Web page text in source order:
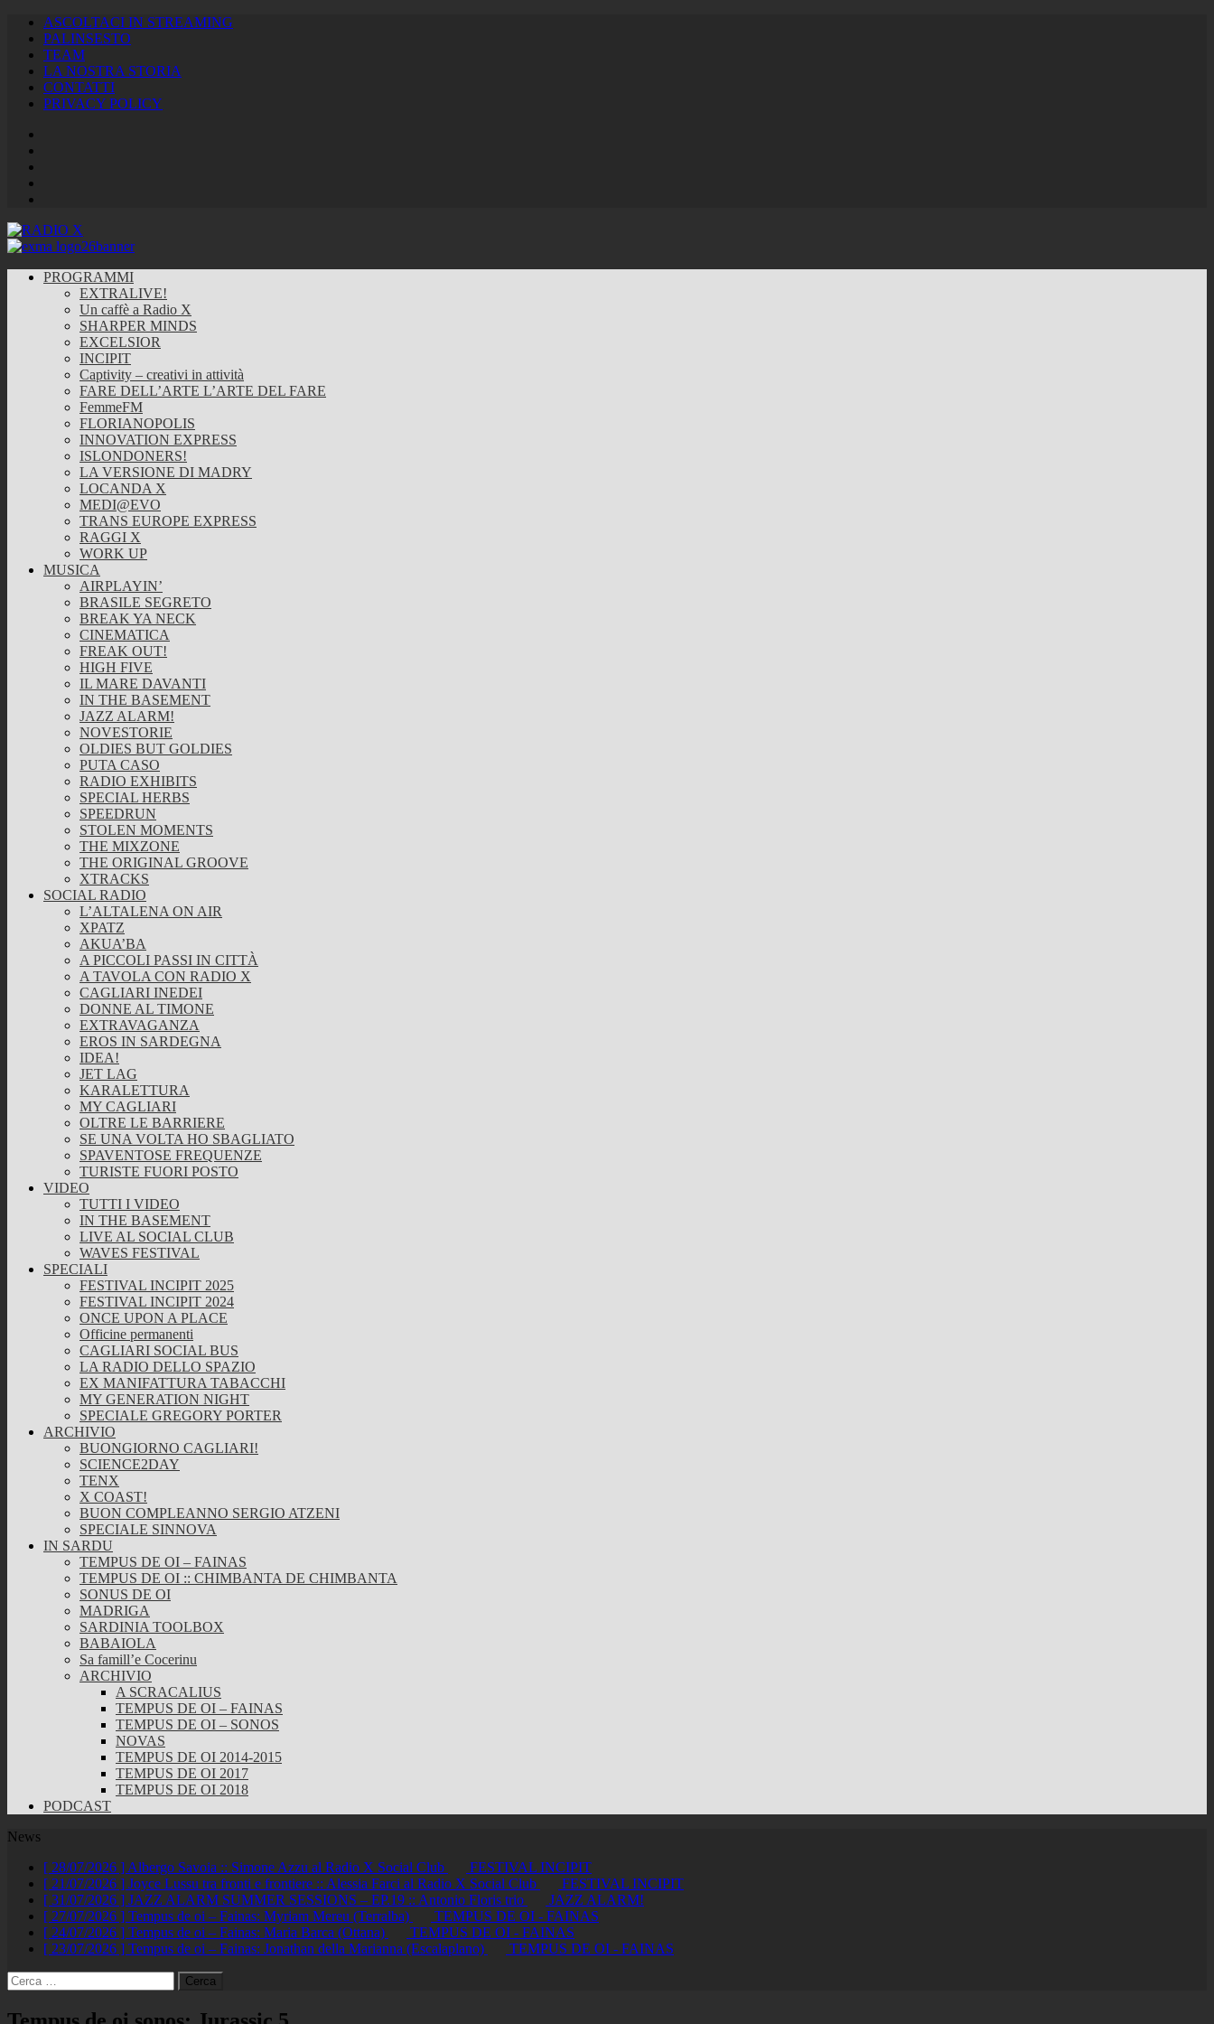
ASCOLTACI IN STREAMING
PALINSESTO
TEAM
LA NOSTRA STORIA
CONTATTI
PRIVACY POLICY
PROGRAMMI
EXTRALIVE!
Un caffè a Radio X
SHARPER MINDS
EXCELSIOR
INCIPIT
Captivity – creativi in attività
FARE DELL’ARTE L’ARTE DEL FARE
FemmeFM
FLORIANOPOLIS
INNOVATION EXPRESS
ISLONDONERS!
LA VERSIONE DI MADRY
LOCANDA X
MEDI@EVO
TRANS EUROPE EXPRESS
RAGGI X
WORK UP
MUSICA
AIRPLAYIN’
BRASILE SEGRETO
BREAK YA NECK
CINEMATICA
FREAK OUT!
HIGH FIVE
IL MARE DAVANTI
IN THE BASEMENT
JAZZ ALARM!
NOVESTORIE
OLDIES BUT GOLDIES
PUTA CASO
RADIO EXHIBITS
SPECIAL HERBS
SPEEDRUN
STOLEN MOMENTS
THE MIXZONE
THE ORIGINAL GROOVE
XTRACKS
SOCIAL RADIO
L’ALTALENA ON AIR
XPATZ
AKUA’BA
A PICCOLI PASSI IN CITTÀ
A TAVOLA CON RADIO X
CAGLIARI INEDEI
DONNE AL TIMONE
EXTRAVAGANZA
EROS IN SARDEGNA
IDEA!
JET LAG
KARALETTURA
MY CAGLIARI
OLTRE LE BARRIERE
SE UNA VOLTA HO SBAGLIATO
SPAVENTOSE FREQUENZE
TURISTE FUORI POSTO
VIDEO
TUTTI I VIDEO
IN THE BASEMENT
LIVE AL SOCIAL CLUB
WAVES FESTIVAL
SPECIALI
FESTIVAL INCIPIT 2025
FESTIVAL INCIPIT 2024
ONCE UPON A PLACE
Officine permanenti
CAGLIARI SOCIAL BUS
LA RADIO DELLO SPAZIO
EX MANIFATTURA TABACCHI
MY GENERATION NIGHT
SPECIALE GREGORY PORTER
ARCHIVIO
BUONGIORNO CAGLIARI!
SCIENCE2DAY
TENX
X COAST!
BUON COMPLEANNO SERGIO ATZENI
SPECIALE SINNOVA
IN SARDU
TEMPUS DE OI – FAINAS
TEMPUS DE OI :: CHIMBANTA DE CHIMBANTA
SONUS DE OI
MADRIGA
SARDINIA TOOLBOX
BABAIOLA
Sa famill’e Cocerinu
ARCHIVIO
A SCRACALIUS
TEMPUS DE OI – FAINAS
TEMPUS DE OI – SONOS
NOVAS
TEMPUS DE OI 2014-2015
TEMPUS DE OI 2017
TEMPUS DE OI 2018
PODCAST
News
[ 28/07/2026 ] Albergo Savoia :: Simone Azzu al Radio X Social Club
FESTIVAL INCIPIT
[ 21/07/2026 ] Joyce Lussu tra fronti e frontiere :: Alessia Farci al Radio X Social Club
FESTIVAL INCIPIT
[ 31/07/2026 ] JAZZ ALARM SUMMER SESSIONS – EP.19 :: Antonio Floris trio
JAZZ ALARM!
[ 27/07/2026 ] Tempus de oi – Fainas: Myriam Mereu (Terralba)
TEMPUS DE OI - FAINAS
[ 24/07/2026 ] Tempus de oi – Fainas: Maria Barca (Ottana)
TEMPUS DE OI - FAINAS
[ 23/07/2026 ] Tempus de oi – Fainas: Jonathan della Marianna (Escalaplano)
TEMPUS DE OI - FAINAS
Ricerca
per: